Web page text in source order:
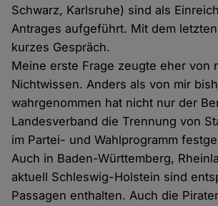
Schwarz, Karlsruhe) sind als
Antrages aufgeführt. Mit dem
kurzes Gespräch.
Meine erste Frage zeugte eher von
Nichtwissen. Anders als von mir
wahrgenommen hat nicht nur der
Landesverband die Trennung von
im Partei- und Wahlprogramm
Auch in Baden-Württemberg,
aktuell Schleswig-Holstein sind
Passagen enthalten. Auch die